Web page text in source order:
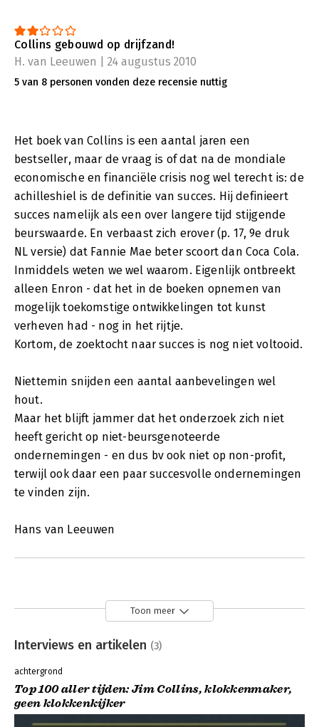
Collins gebouwd op drijfzand!
H. van Leeuwen | 24 augustus 2010
5 van 8 personen vonden deze recensie nuttig
Het boek van Collins is een aantal jaren een
bestseller, maar de vraag is of dat na de mondiale
economische en financiële crisis nog wel terecht is: de
achilleshiel is de definitie van succes. Hij definieert
succes namelijk als een over langere tijd stijgende
beurswaarde. En verbaast zich erover (p. 17, 9e druk
NL versie) dat Fannie Mae beter scoort dan Coca Cola.
Inmiddels weten we wel waarom. Eigenlijk ontbreekt
alleen Enron - dat het in de boeken opnemen van
mogelijk toekomstige ontwikkelingen tot kunst
verheven had - nog in het rijtje.
Kortom, de zoektocht naar succes is nog niet voltooid.
Niettemin snijden een aantal aanbevelingen wel
hout.
Maar het blijft jammer dat het onderzoek zich niet
heeft gericht op niet-beursgenoteerde
ondernemingen - en dus bv ook niet op non-profit,
terwijl ook daar een paar succesvolle ondernemingen
te vinden zijn.
Hans van Leeuwen
Toon meer
Interviews en artikelen (3)
achtergrond
Top 100 aller tijden: Jim Collins, klokkenmaker,
geen klokkenkijker